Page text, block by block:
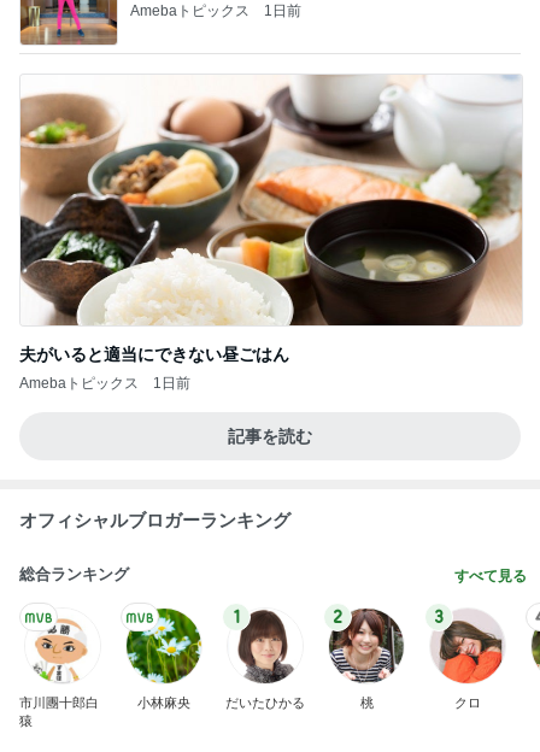
Amebaトピックス 1日前
夫がいると適当にできない昼ごはん
Amebaトピックス 1日前
記事を読む
オフィシャルブロガーランキング
総合ランキング すべて見る
市川團十郎白
猿
小林麻央
1
だいたひかる
2
桃
3
クロ